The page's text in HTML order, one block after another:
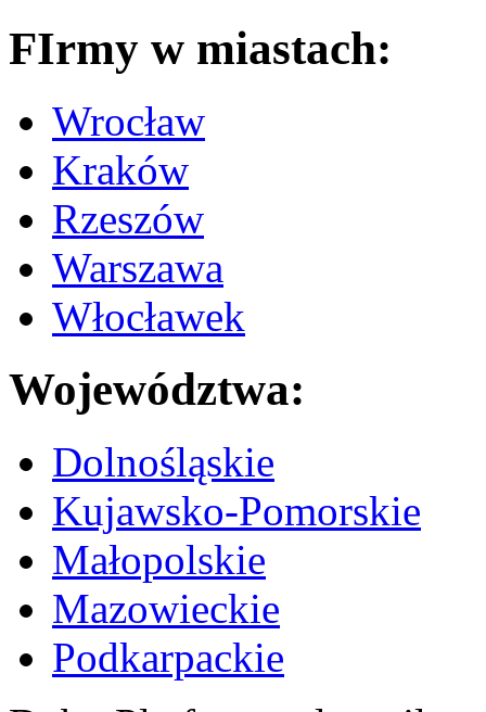
FIrmy w miastach:
Wrocław
Kraków
Rzeszów
Warszawa
Włocławek
Województwa:
Dolnośląskie
Kujawsko-Pomorskie
Małopolskie
Mazowieckie
Podkarpackie